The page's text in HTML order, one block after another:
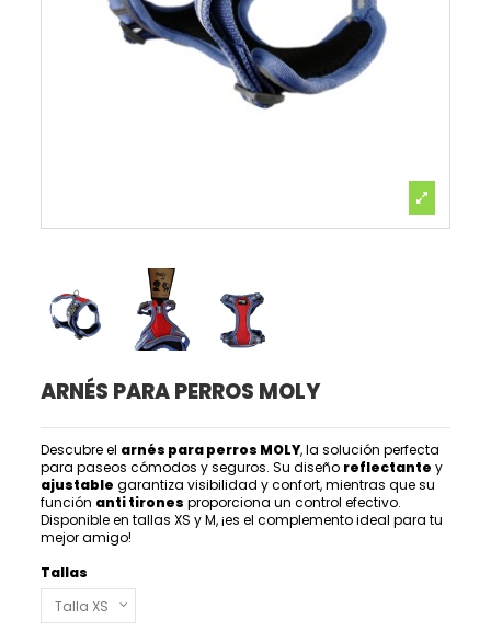
ARNÉS PARA PERROS MOLY
Descubre el arnés para perros MOLY, la solución perfecta
para paseos cómodos y seguros. Su diseño reflectante y
ajustable garantiza visibilidad y confort, mientras que su
función anti tirones proporciona un control efectivo.
Disponible en tallas XS y M, ¡es el complemento ideal para tu
mejor amigo!
Tallas